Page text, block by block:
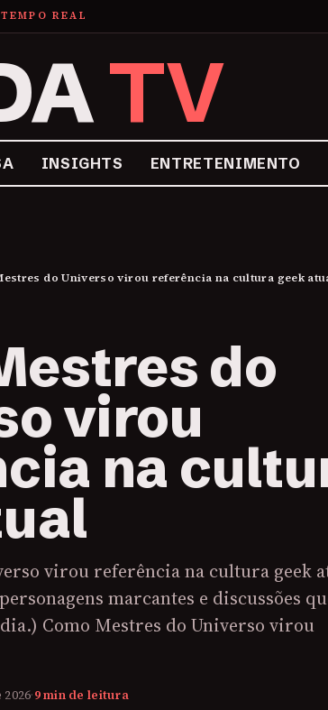
REAL
TV
INSIGHTS ENTRETENIMENTO
do Universo virou referência na cultura geek
do
virou
na
virou referência na cultura geek
marcantes e discussões
Como Mestres do Universo virou
·9 min de leitura